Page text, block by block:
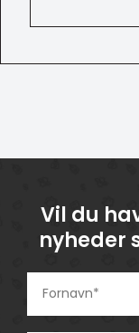
Vil du
nyheder